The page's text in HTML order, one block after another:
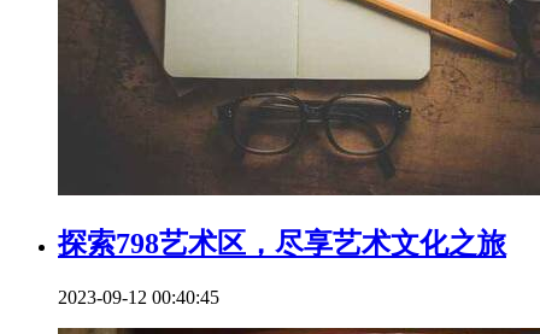
探索798艺术区，尽享艺术文化之旅
2023-09-12 00:40:45